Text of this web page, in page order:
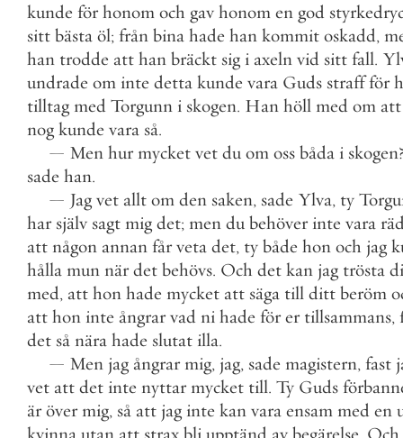
kunde för honom och gav honom en god
sitt bästa öl; från bina hade han kommit oskadd,
han trodde att han bräckt sig i axeln vid sitt fall.
undrade om inte detta kunde vara Guds straff för
tilltag med Torgunn i skogen. Han höll med om att
nog kunde vara så.
— Men hur mycket vet du om oss båda i skogen
sade han.
— Jag vet allt om den saken, sade Ylva, ty
har själv sagt mig det; men du behöver inte vara
att någon annan får veta det, ty både hon och jag
hålla mun när det behövs. Och det kan jag trösta
med, att hon hade mycket att säga till ditt beröm
att hon inte ångrar vad ni hade för er tillsammans,
det så nära hade slutat illa.
— Men jag ångrar mig, jag, sade magistern, fast
vet att det inte nyttar mycket till. Ty Guds
är över mig, så att jag inte kan vara ensam med en